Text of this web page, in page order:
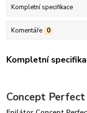
Kompletní specifikace
Komentáře 0
Kompletní
Concept